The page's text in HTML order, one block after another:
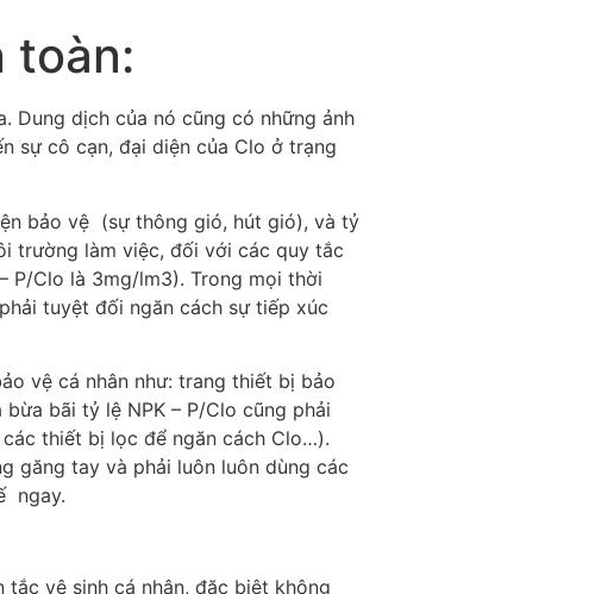
toàn:
Dung dịch của nó cũng có những ảnh
sự cô cạn, đại diện của Clo ở trạng
bảo vệ (sự thông gió, hút gió), và tỷ
trường làm việc, đối với các quy tắc
P/Clo là 3mg/lm3). Trong mọi thời
tuyệt đối ngăn cách sự tiếp xúc
vệ cá nhân như: trang thiết bị bảo
bãi tỷ lệ NPK – P/Clo cũng phải
thiết bị lọc để ngăn cách Clo…).
găng tay và phải luôn luôn dùng các
ngay.
vệ sinh cá nhân, đặc biệt không